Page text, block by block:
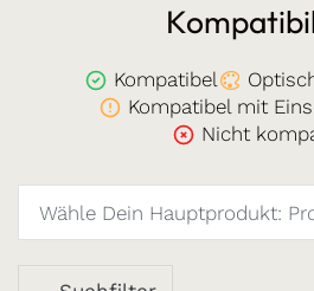
Kompatibel
Kompatibel mit
Nicht